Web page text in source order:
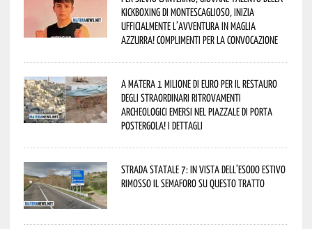
kickboxing di Montescaglioso, inizia
ufficialmente l’avventura in maglia
azzurra! Complimenti per la convocazione
A Matera 1 milione di euro per il restauro
degli straordinari ritrovamenti
archeologici emersi nel piazzale di Porta
Postergola! I dettagli
Strada statale 7: in vista dell’esodo estivo
rimosso il semaforo su questo tratto